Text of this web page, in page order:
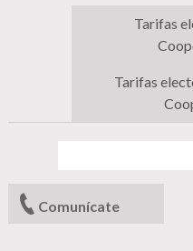
Tarifas
Tarifas
Comunícate